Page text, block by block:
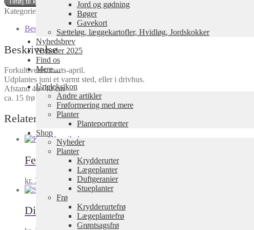
Jord og gødning
Bøger
Gavekort
Sætteløg, læggekartofler, Hvidløg, Jordskokker
Nyhedsbrev
Nyheder 2025
Find os
Mere…
Urteleksikon
Andre artikler
Frøformering med mere
Planter
Planteportrætter
Shop
Nyheder
Planter
Krydderurter
Lægeplanter
Duftgeranier
Stueplanter
Frø
Krydderurtefrø
Lægeplantefrø
Grøntsagsfrø
Mix
antal
Kategorier: Krydderurtefrø,Frø,Grønsagsfrø
Beskrivelse
Beskrivelse
Forkultiveres marts-april.
Udplantes juni et varmt sted, eller i drivhus.
Afstand 40×40 cm
ca. 15 frø
Relaterede varer
Fennikel, knold Perfektion
kr. 28,00 inkl. moms Tilføj til kurv
Dild, skærmAnethum graveolens